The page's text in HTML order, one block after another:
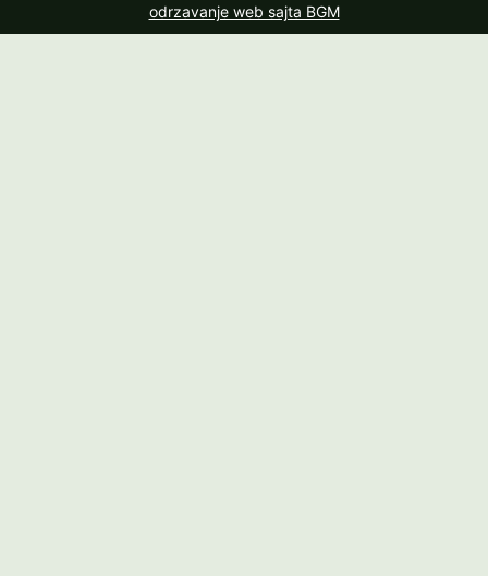
odrzavanje web sajta BGM